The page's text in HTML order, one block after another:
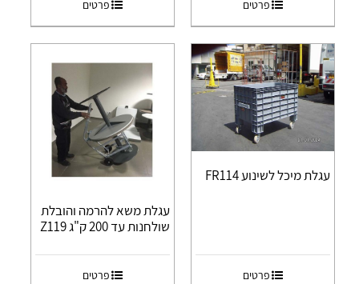
פרטים פרטים
עגלת מיכל לשינוע FR114
פרטים
עגלת משא להרמה והובלת
שולחנות עד 200 ק"ג Z119
פרטים